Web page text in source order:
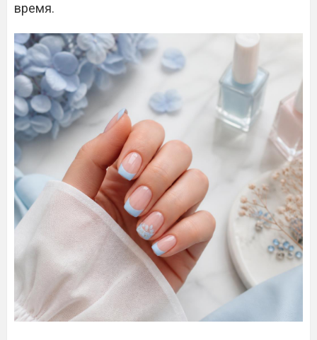
время.